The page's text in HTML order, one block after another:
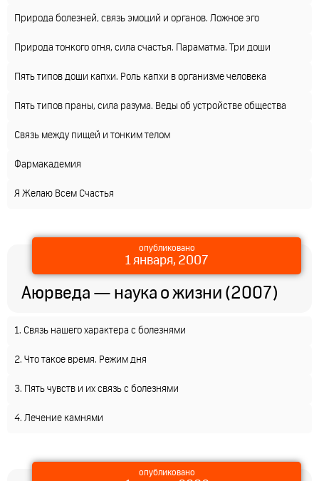
Природа болезней, связь эмоций и органов. Ложное эго
Природа тонкого огня, сила счастья. Параматма. Три доши
Пять типов доши капхи. Роль капхи в организме человека
Пять типов праны, сила разума. Веды об устройстве общества
Связь между пищей и тонким телом
Фармакадемия
Я Желаю Всем Счастья
опубликовано
1 января, 2007
Аюрведа — наука о жизни (2007)
1. Связь нашего характера с болезнями
2. Что такое время. Режим дня
3. Пять чувств и их связь с болезнями
4. Лечение камнями
опубликовано